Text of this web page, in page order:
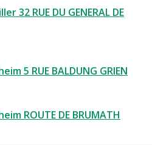
32 RUE DU GENERAL DE
5 RUE BALDUNG GRIEN
ROUTE DE BRUMATH